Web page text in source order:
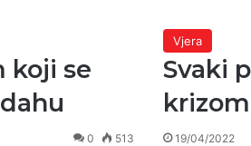
koji se
0 513
Vjera
Svaki
19/04/2022